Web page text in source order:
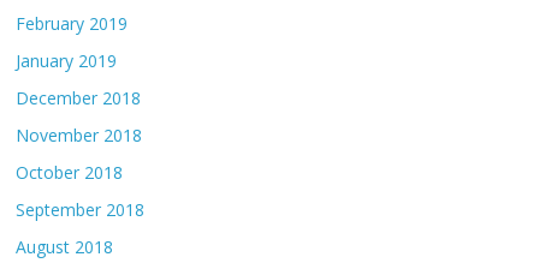
February 2019
January 2019
December 2018
November 2018
October 2018
September 2018
August 2018